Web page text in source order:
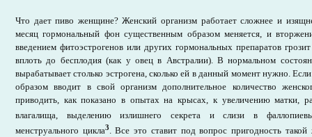
Что дает пиво женщине? Женский организм работает сложнее и
месяц гормональный фон существенным образом меняется, и
введением фитоэстрогенов или других гормональных препаратов
вплоть до бесплодия (как у овец в Австралии). В нормальном
вырабатывает столько эстрогена, сколько ей в данный момент нужно.
образом вводит в свой организм дополнительное количество
приводить, как показано в опытах на крысах, к увеличению матки,
влагалища, выделению излишнего секрета и слизи в
менструального цикла3. Все это ставит под вопрос пригодность